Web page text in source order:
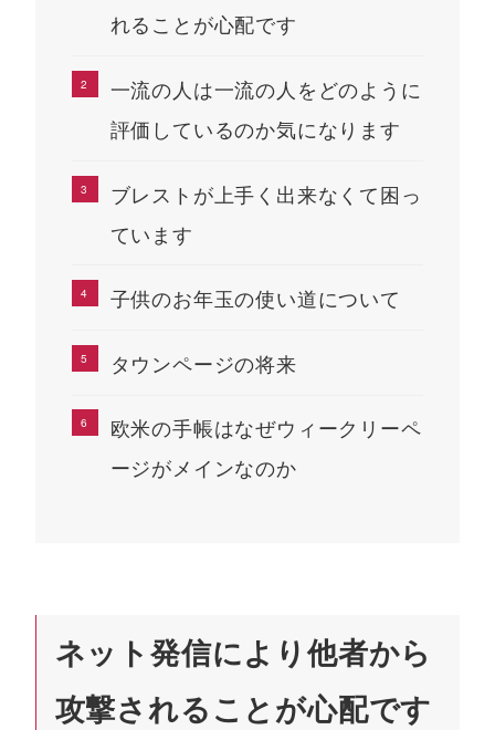
れることが心配です
一流の人は一流の人をどのように
評価しているのか気になります
ブレストが上手く出来なくて困っ
ています
子供のお年玉の使い道について
タウンページの将来
欧米の手帳はなぜウィークリーペ
ージがメインなのか
ネット発信により他者から
攻撃されることが心配です